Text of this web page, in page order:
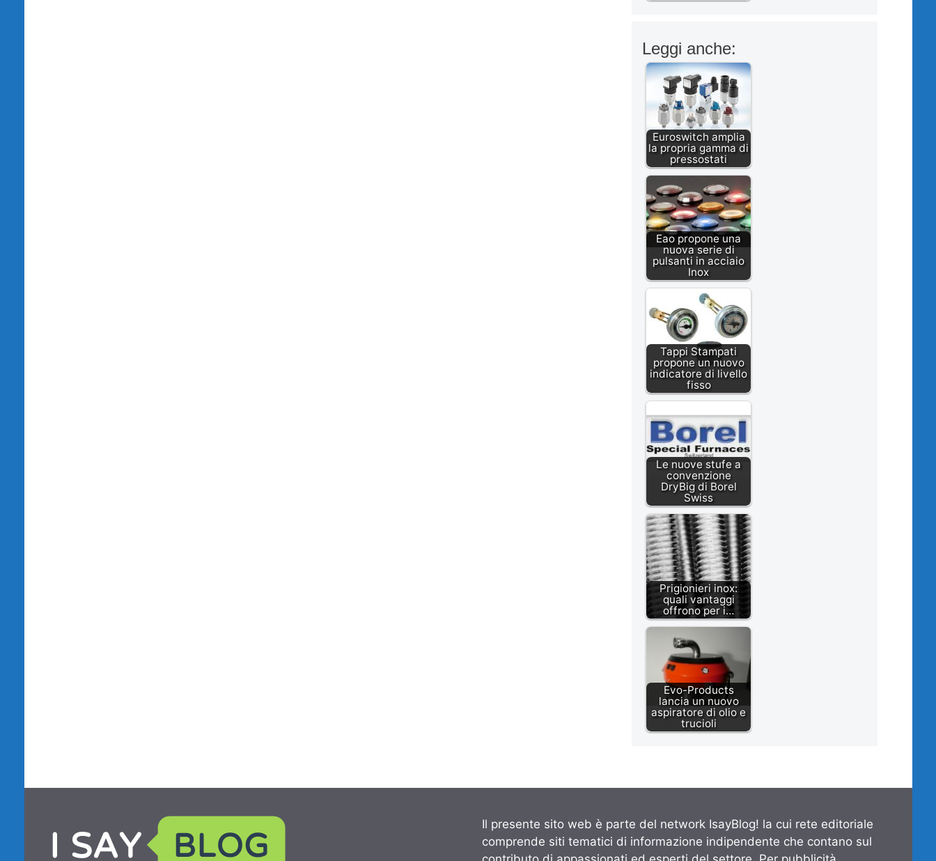
Leggi anche:
Euroswitch amplia
la propria gamma di
pressostati
Eao propone una
nuova serie di
pulsanti in acciaio
Inox
Tappi Stampati
propone un nuovo
indicatore di livello
fisso
Le nuove stufe a
convenzione
DryBig di Borel
Swiss
Prigionieri inox:
quali vantaggi
offrono per i…
Evo-Products
lancia un nuovo
aspiratore di olio e
trucioli
Il presente sito web è parte del network IsayBlog! la cui rete editoriale
comprende siti tematici di informazione indipendente che contano sul